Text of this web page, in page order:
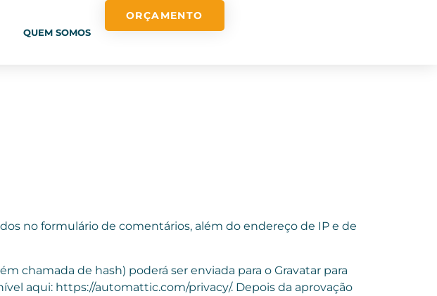
QUEM SOMOS
ORÇAMENTO
no formulário de comentários, além do endereço de IP e de
chamada de hash) poderá ser enviada para o Gravatar para
aqui: https://automattic.com/privacy/. Depois da aprovação